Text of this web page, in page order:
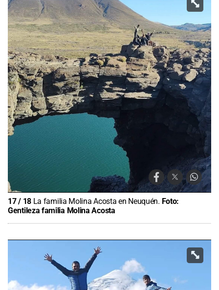
17/ 18 La familia Molina Acosta en Neuquén. Foto:
Gentileza familia Molina Acosta